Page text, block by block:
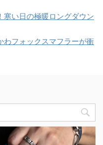
寒い日の極暖ロングダウン
わフォックスマフラーが衝